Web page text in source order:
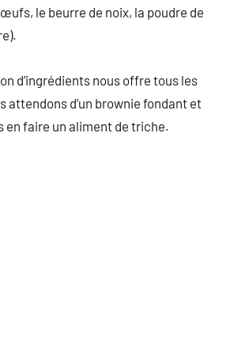
le beurre de noix, la poudre de
d’ingrédients nous offre tous les
attendons d’un brownie fondant et
en faire un aliment de triche.